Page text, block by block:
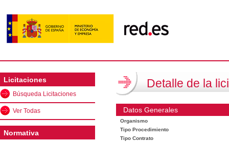
Licitaciones
Búsqueda Licitaciones
Ver Todas
Normativa
Detalle de la
Datos Generales
Organismo
Tipo Procedimiento
Tipo Contrato